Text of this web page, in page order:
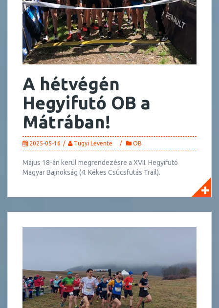
A hétvégén
Hegyifutó OB a
Mátrában!
2025-05-16 Tugyi Levente OB
Május 18-án kerül megrendezésre a XVII. Hegyifutó
Magyar Bajnokság (4. Kékes Csúcsfutás Trail).